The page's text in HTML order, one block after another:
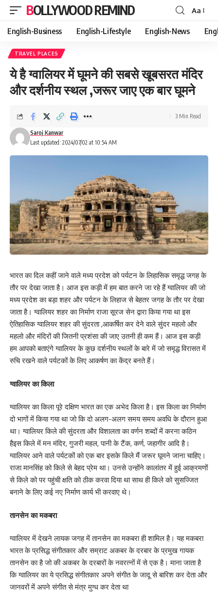
BOLLYWOOD REMIND
Font
Resizer
Aa
English-Business English-Lifestyle English-News
TRAVEL PLACES
ये है ग्वालियर में घूमने की सबसे खूबसरत मंदिर
और दर्शनीय स्थल ,जरूर जाए एक बार घूमने
Last updated: 2024/07/02 at 10:54 AM
Saroj Kanwar
3 Min Read
भारत का दिल कहीं जाने वाले मध्य प्रदेश को पर्यटन के लिहासिक समृद्ध जगह के
तौर पर देखा जाता है। आज इस कड़ी में हम बात करने जा रहे हैं ग्वालियर की जो
मध्य प्रदेश का बड़ा शहर और पर्यटन के लिहाज से बेहतर जगह के तौर पर देखा
जाता है। ग्वालियर शहर का निर्माण राजा सूरज सेन द्वारा किया गया था इस
ऐतिहासिक ग्वालियर शहर की सुंदरता ,आकर्षित कर देने वाले सुंदर महलो और
महलो और मंदिरों की जितनी प्रशंसा की जाए उतनी ही कम हैं। आज इस कड़ी
हम आपको बताएंगे ग्वालियर के कुछ दर्शनीय स्थलों के बारे में जो समृद्ध विरासत में
रुचि रखने वाले पर्यटकों के लिए आकर्षण का केंद्र बनते हैं।
ग्वालियर का किला
ग्वालियर का किला पूरे दक्षिण भारत का एक अभेद किला है। इस किला का निर्माण
दो भागों में किया गया था जो कि दो अलग-अलग समय समय अवधि के दौरान हुआ
था। ग्वालियर किले की सुंदरता और विशालता का वर्णन शब्दों में करना कठिन
हैइस किले में मन मंदिर, गुजरी महल, पानी के टैंक, कर्ण, जहागीर आदि है।
ग्वालियर आने वाले पर्यटकों को एक बार इसके किले मैं जरूर घूमने जाना चाहिए।
राजा मानसिंह को किले से बेहद प्रेम था। उनसे उन्होंने कालांतर में हुई आक्रमणों
से किले को पर पहुंची क्षति को ठीक करवा दिया था साथ ही किले को सुसज्जित
बनाने के लिए कई नए निर्माण कार्य भी करवाए थे।
तानसेन का मकबरा
ग्वालियर में देखने लायक जगह में तानसेन का मकबरा ही शामिल है। यह मकबरा
भारत के प्रसिद्ध संगीतकार और सम्राट अकबर के दरबार के प्रमुख गायक
तानसेन का है जो की अकबर के दरबारों के नवरत्नों में से एक है। माना जाता है
कि ग्वालियर का ये प्रसिद्ध संगीतकार अपने संगीत के जादू से बारिश कर देता और
जानवरों में अपने संगीत से मंत्र मुग्ध कर देता था